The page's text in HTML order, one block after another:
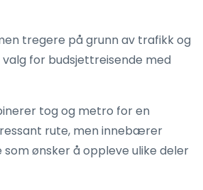
tregere på grunn av trafikk og
for budsjettreisende med
tog og metro for en
rute, men innebærer
ønsker å oppleve ulike deler